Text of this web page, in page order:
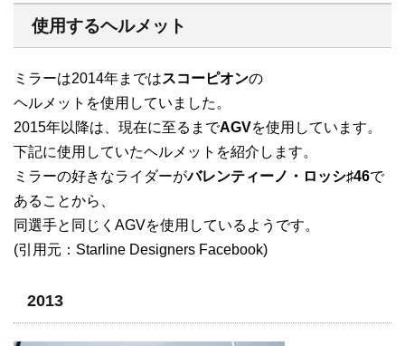
使用するヘルメット
ミラーは2014年まではスコーピオンの
ヘルメットを使用していました。
2015年以降は、現在に至るまでAGVを使用しています。
下記に使用していたヘルメットを紹介します。
ミラーの好きなライダーがバレンティーノ・ロッシ♯46で
あることから、
同選手と同じくAGVを使用しているようです。
(引用元：Starline Designers Facebook)
2013